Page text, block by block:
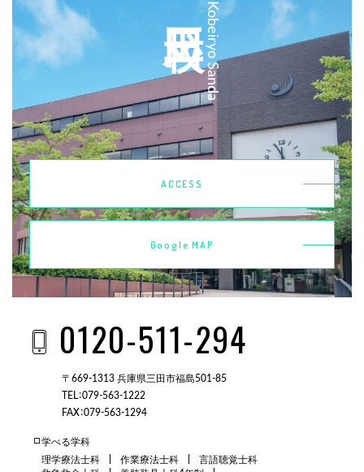
Kobeiryo Sanda
ACCESS
Google MAP
0120-511-294
〒669-1313 兵庫県三田市福島501-85
TEL：079-563-1222
FAX：079-563-1294
学べる学科
理学療法士科
作業療法士科
言語聴覚士科